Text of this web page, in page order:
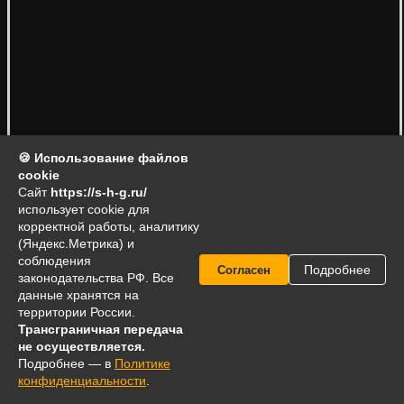
🍪 Использование файлов
cookie
Сайт https://s-h-g.ru/
использует cookie для
корректной работы, аналитику
(Яндекс.Метрика) и
соблюдения
законодательства РФ. Все
данные хранятся на
территории России.
Трансграничная передача
не осуществляется.
Подробнее — в Политике
конфиденциальности
Согласен Подробнее